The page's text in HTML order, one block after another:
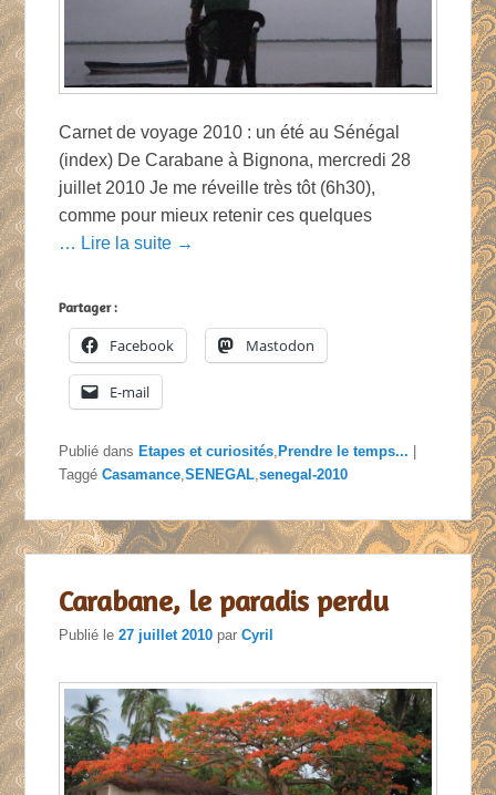
Carnet de voyage 2010 : un été au Sénégal
(index) De Carabane à Bignona, mercredi 28
juillet 2010 Je me réveille très tôt (6h30),
comme pour mieux retenir ces quelques
… Lire la suite →
Partager :
Facebook Mastodon
E-mail
Publié dans Etapes et curiosités Prendre le temps...
Taggé Casamance ,SENEGAL ,senegal-2010
Carabane, le paradis perdu
Publié le27 juillet 2010 parCyril